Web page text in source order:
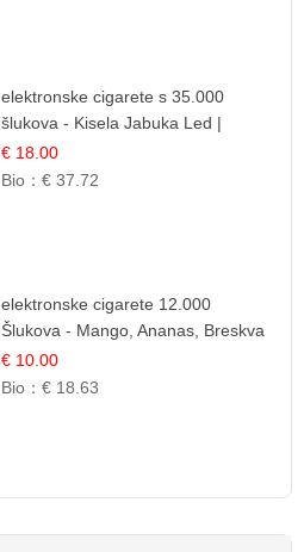
elektronske cigarete s 35.000
šlukova - Kisela Jabuka Led |
Osježavajući Kiselo-Slatki Okus
€ 18.00
Bio：€ 37.72
elektronske cigarete 12.000
Šlukova - Mango, Ananas, Breskva
| Tropska Voćna Mješavina
€ 10.00
Bio：€ 18.63